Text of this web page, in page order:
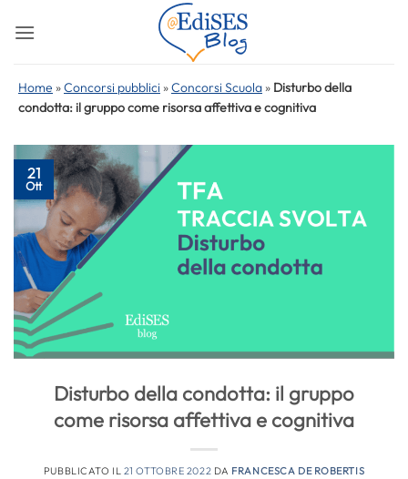
Home »Concorsi pubblici »Concorsi Scuola » Disturbo della
condotta: il gruppo come risorsa affettiva e cognitiva
21
Ott
Disturbo della condotta: il gruppo
come risorsa affettiva e cognitiva
PUBBLICATO IL 21 OTTOBRE 2022 DA FRANCESCA DE ROBERTIS